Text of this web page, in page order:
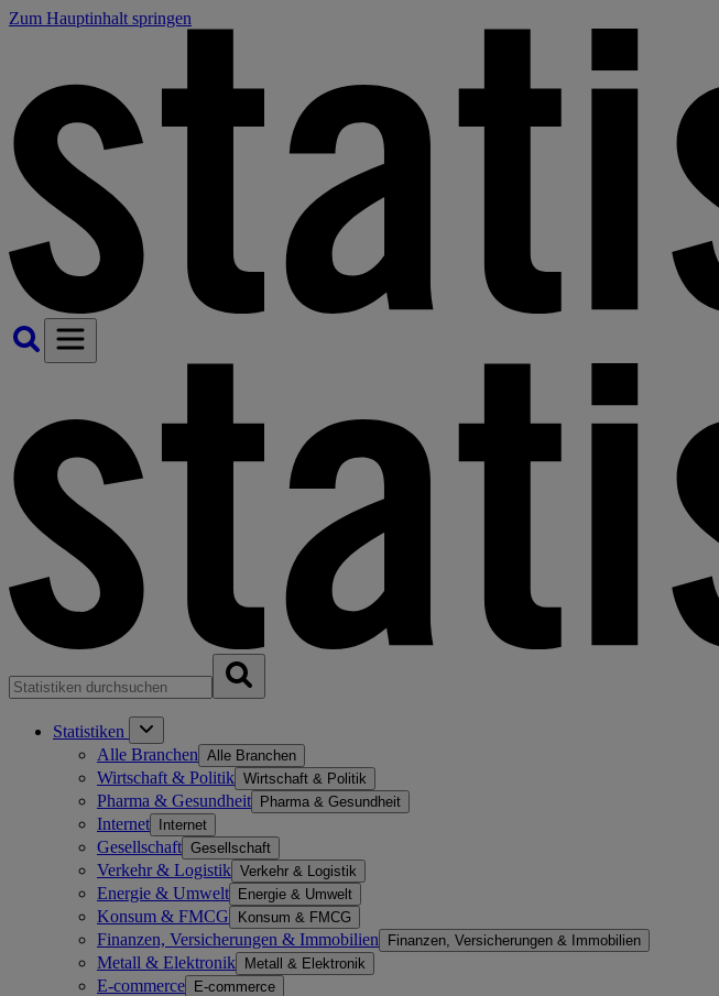
Zum Hauptinhalt springen
Statistiken
Alle Branchen Alle Branchen
Wirtschaft & Politik Wirtschaft & Politik
Pharma & Gesundheit Pharma & Gesundheit
Internet Internet
Gesellschaft Gesellschaft
Verkehr & Logistik Verkehr & Logistik
Energie & Umwelt Energie & Umwelt
Konsum & FMCG Konsum & FMCG
Finanzen, Versicherungen & Immobilien Finanzen, Versicherungen & Immobilien
Metall & Elektronik Metall & Elektronik
E-commerce E-commerce